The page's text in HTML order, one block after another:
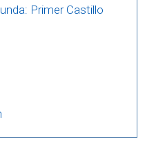
Primer Castillo